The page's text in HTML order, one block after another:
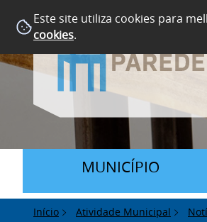
Este site utiliza cookies para
cookies.
MUNICÍPIO
Início Atividade Municipal